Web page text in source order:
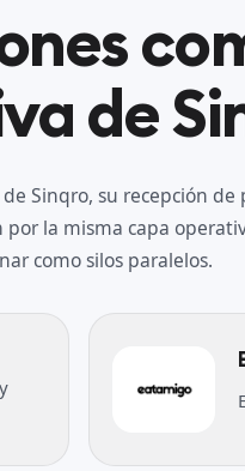
de
Sinqro, su recepción de
la misma capa
como silos paralelos.